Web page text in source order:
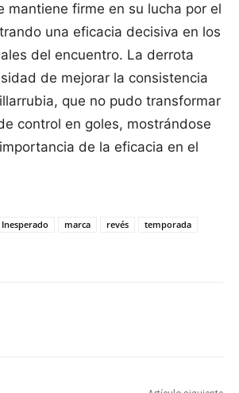
mantiene firme en su lucha por el
una eficacia decisiva en los
del encuentro. La derrota
de mejorar la consistencia
que no pudo transformar
control en goles, mostrándose
de la eficacia en el
Inesperado marca revés
temporada